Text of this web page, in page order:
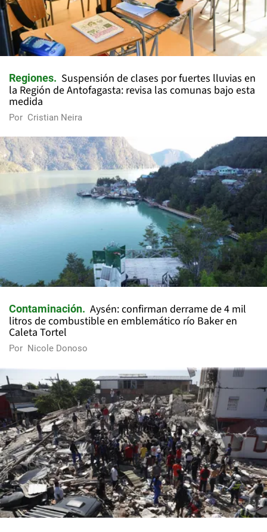
Regiones
Suspensión de clases por fuertes lluvias en
la Región de Antofagasta: revisa las comunas bajo esta
medida
Por Cristian Neira
Contaminación
Aysén: confirman derrame de 4 mil
litros de combustible en emblemático río Baker en
Caleta Tortel
Por Nicole Donoso